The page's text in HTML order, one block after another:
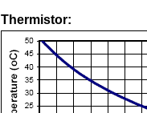
Thermistor: